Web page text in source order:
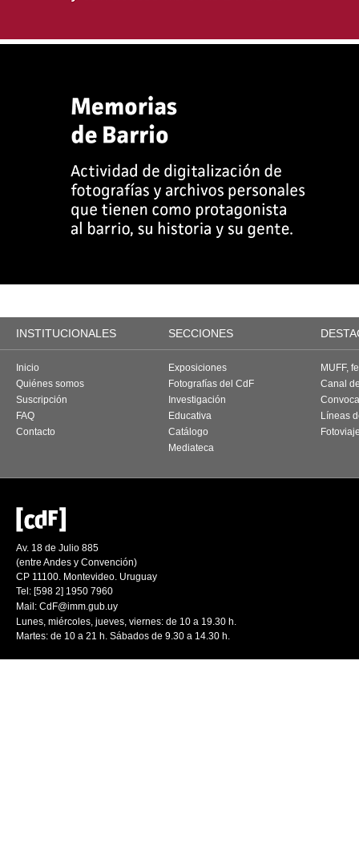
INSTITUCIONALES SECCIONES
Inicio
Quiénes somos
Suscripción
FAQ
Contacto
Exposiciones
Fotografías del CdF
Investigación
Educativa
Catálogo
Mediateca
MUFF,
Canal
Líneas
Av. 18 de Julio 885
(entre Andes y Convención)
CP 11100. Montevideo. Uruguay
Tel: [598 2] 1950 7960
Mail: CdF@imm.gub.uy
Lunes, miércoles, jueves, viernes: de 10 a 19.30 h.
Martes: de 10 a 21 h. Sábados de 9.30 a 14.30 h.